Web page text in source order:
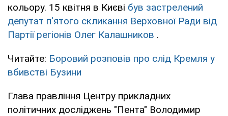
кольору. 15 квітня в Києві був застрелений
депутат п'ятого скликання Верховної Ради від
Партії регіонів Олег Калашников .
Читайте: Боровий розповів про слід Кремля у
вбивстві Бузини
Глава правління Центру прикладних
політичних досліджень "Пента" Володимир